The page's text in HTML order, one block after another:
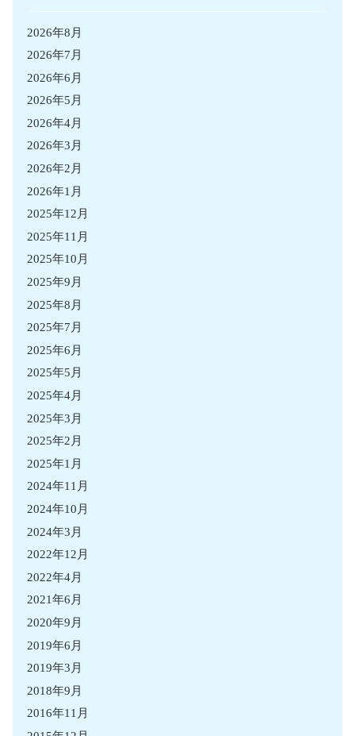
2026年8月
2026年7月
2026年6月
2026年5月
2026年4月
2026年3月
2026年2月
2026年1月
2025年12月
2025年11月
2025年10月
2025年9月
2025年8月
2025年7月
2025年6月
2025年5月
2025年4月
2025年3月
2025年2月
2025年1月
2024年11月
2024年10月
2024年3月
2022年12月
2022年4月
2021年6月
2020年9月
2019年6月
2019年3月
2018年9月
2016年11月